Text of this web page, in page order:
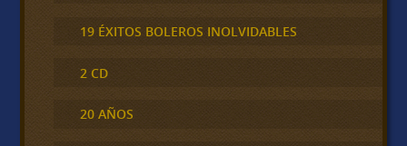
19 ÉXITOS BOLEROS INOLVIDABLES
2 CD
20 AÑOS